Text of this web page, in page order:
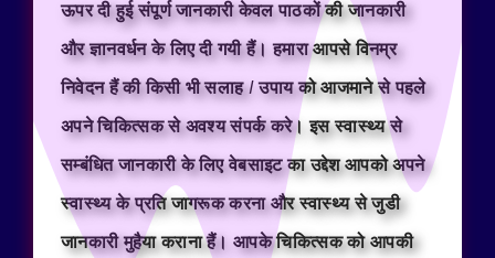
ऊपर दी हुई संपूर्ण जानकारी केवल पाठकों की जानकारी
और ज्ञानवर्धन के लिए दी गयी हैं। हमारा आपसे विनम्र
निवेदन हैं की किसी भी सलाह / उपाय को आजमाने से पहले
अपने चिकित्सक से अवश्य संपर्क करे। इस स्वास्थ्य से
सम्बंधित जानकारी के लिए वेबसाइट का उद्देश आपको अपने
स्वास्थ्य के प्रति जागरूक करना और स्वास्थ्य से जुडी
जानकारी मुहैया कराना हैं। आपके चिकित्सक को आपकी